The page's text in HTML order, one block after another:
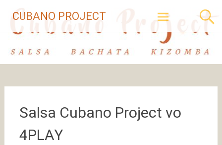
CUBANO PROJECT
Skip to
content
Salsa Cubano Project vo
4PLAY